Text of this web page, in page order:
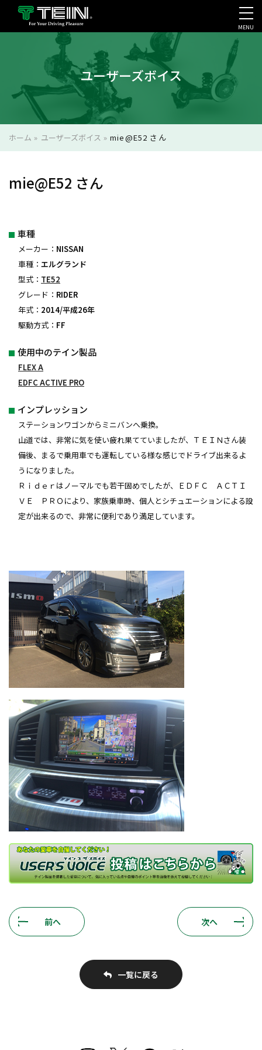
会社案内・採用・IR
MENU
ユーザーズボイス
ホーム » ユーザーズボイス »mie@E52 さん
mie@E52 さん
車種
メーカー： NISSAN
車種： エルグランド
型式： TE52
グレード： RIDER
年式： 2014/平成26年
駆動方式： FF
使用中のテイン製品
FLEX A
EDFC ACTIVE PRO
インプレッション
ステーションワゴンからミニバンへ乗換。
山道では、非常に気を使い疲れ果てていましたが、ＴＥＩＮさん装
備後、まるで乗用車でも運転している様な感じでドライブ出来るよ
うになりました。
Ｒｉｄｅｒはノーマルでも若干固めでしたが、ＥＤＦＣ ＡＣＴＩ
ＶＥ ＰＲＯにより、家族乗車時、個人とシチュエーションによる設
定が出来るので、非常に便利であり満足しています。
前へ 次へ
一覧に戻る